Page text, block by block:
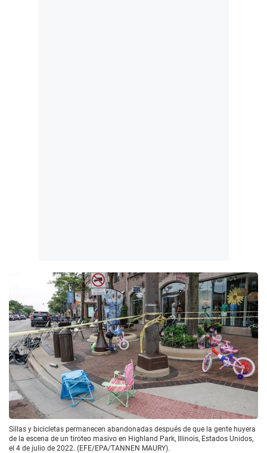
Sillas y bicicletas permanecen abandonadas después de que la gente huyera
de la escena de un tiroteo masivo en Highland Park, Illinois, Estados Unidos,
el 4 de julio de 2022. (EFE/EPA/TANNEN MAURY).